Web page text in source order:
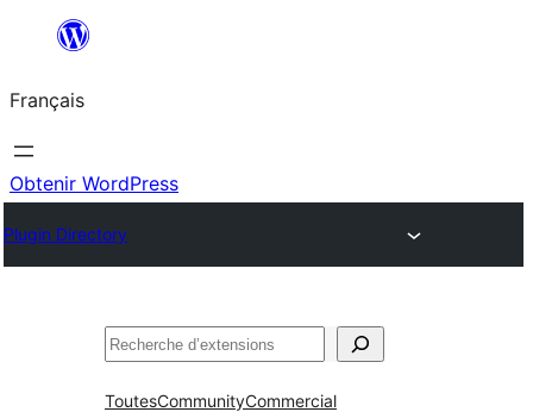
contenu
Français
Obtenir WordPress
Plugin Directory
Rechercher
ToutesCommunityCommercial